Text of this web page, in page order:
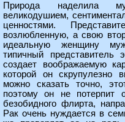
Природа наделила
великодушием,
ценностями.
возлюбленную, а свою
идеальную женщину
типичный представитель
создает воображаемую
которой он скрупулезно
можно сказать точно,
поэтому он не потерпит
безобидного флирта,
Рак очень нуждается в